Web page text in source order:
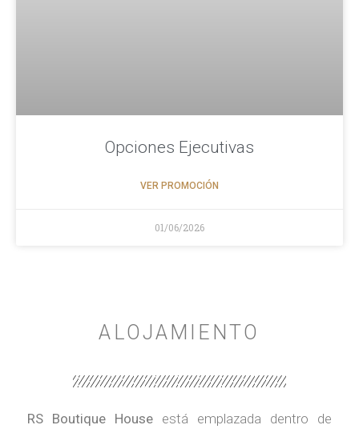
Opciones Ejecutivas
VER PROMOCIÓN
01/06/2026
ALOJAMIENTO
RS Boutique House está emplazada dentro de